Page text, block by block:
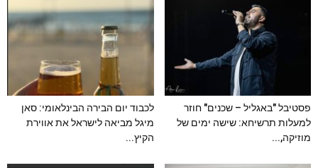
פסטיבל "באגליל – שכנים" חוזר
למעלות תרשיחא: שישה ימים של
מוזיקה,...
לכבוד יום הבירה הבינלאומי: סאן
מיגל מביאה לישראל את אווירת
הקיץ...